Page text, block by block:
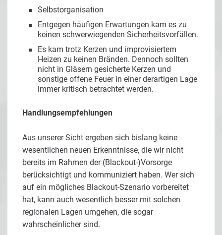
Selbstorganisation
Entgegen häufigen Erwartungen kam es zu
keinen schwerwiegenden Sicherheitsvorfällen.
Es kam trotz Kerzen und improvisiertem
Heizen zu keinen Bränden. Dennoch sollten
nicht in Gläsern gesicherte Kerzen und
sonstige offene Feuer in einer derartigen Lage
immer kritisch betrachtet werden.
Handlungsempfehlungen
Aus unserer Sicht ergeben sich bislang keine
wesentlichen neuen Erkenntnisse, die wir nicht
bereits im Rahmen der (Blackout-)Vorsorge
berücksichtigt und kommuniziert haben. Wer sich
auf ein mögliches Blackout-Szenario vorbereitet
hat, kann auch wesentlich besser mit solchen
regionalen Lagen umgehen, die sogar
wahrscheinlicher sind.